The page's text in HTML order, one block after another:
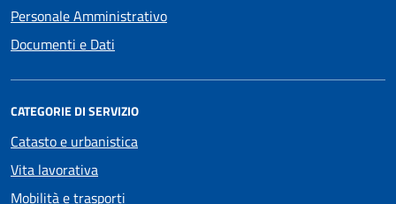
Personale Amministrativo
Documenti e Dati
CATEGORIE DI SERVIZIO
Catasto e urbanistica
Vita lavorativa
Mobilità e trasporti